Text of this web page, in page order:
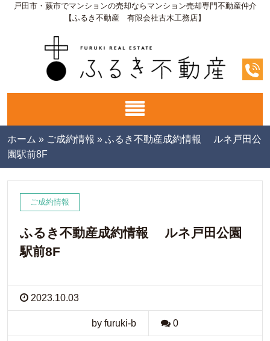
戸田市・蕨市でマンションの売却ならマンション売却専門不動産仲介
【ふるき不動産 有限会社古木工務店】
ホーム » ご成約情報 » ふるき不動産成約情報 ルネ戸田公
園駅前8F
ご成約情報
ふるき不動産成約情報 ルネ戸田公園
駅前8F
2023.10.03
by furuki-b 0